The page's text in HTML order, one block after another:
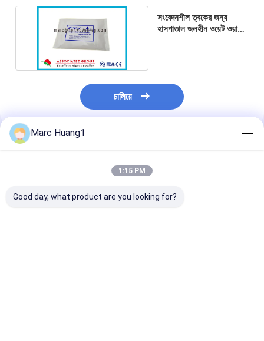
সংবেদনশীল ত্বকের জন্য
হাসপাতাল জলহীন ওয়েট ওয়াশ
চালিয়ে
প্রস্তাবিত পণ্য
Marc Huang1
1:15 PM
Good day, what product are you looking for?